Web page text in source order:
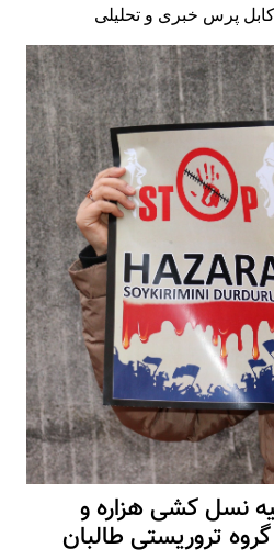
کابل پرس خبری و تحلیلی
نسل کشی هزاره و
تروریستی طالبان